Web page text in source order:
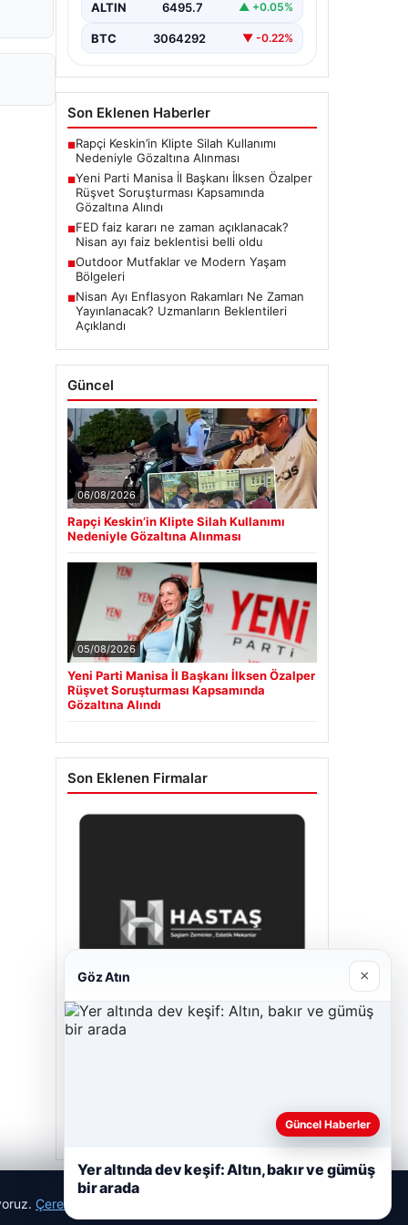
soruşturması önemli bir gelişmeyle
Başkanı…
ALTIN 6495.7 ▲ +0.05%
BTC 3064292 ▼ -0.22%
Son Eklenen Haberler
■Rapçi Keskin’in Klipte Silah Kullanımı
Nedeniyle Gözaltına Alınması
■Yeni Parti Manisa İl Başkanı İlksen Özalper
Rüşvet Soruşturması Kapsamında
Gözaltına Alındı
■FED faiz kararı ne zaman açıklanacak?
Nisan ayı faiz beklentisi belli oldu
■Outdoor Mutfaklar ve Modern Yaşam
Bölgeleri
■Nisan Ayı Enflasyon Rakamları Ne Zaman
Yayınlanacak? Uzmanların Beklentileri
Açıklandı
Güncel
06/08/2026
Rapçi Keskin’in Klipte Silah Kullanımı
Nedeniyle Gözaltına Alınması
05/08/2026
Yeni Parti Manisa İl Başkanı İlksen Özalper
Rüşvet Soruşturması Kapsamında
Gözaltına Alındı
Son Eklenen Firmalar
Çerez Politikamız
Göz Atın ×
Güncel Haberler
Yer altında dev keşif: Altın, bakır ve gümüş
bir arada